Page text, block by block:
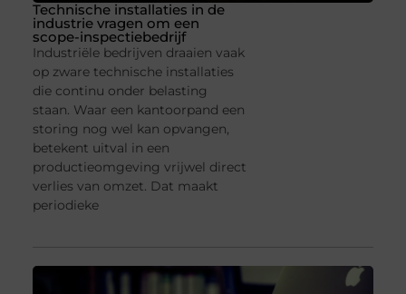
Technische installaties in de
industrie vragen om een
scope-inspectiebedrijf
Industriële bedrijven draaien vaak
op zware technische installaties
die continu onder belasting
staan. Waar een kantoorpand een
storing nog wel kan opvangen,
betekent uitval in een
productieomgeving vrijwel direct
verlies van omzet. Dat maakt
periodieke